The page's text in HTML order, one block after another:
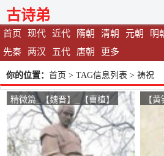
首页 现代 近代 隋朝 清朝 元朝 明
先秦
两汉 五代 唐朝 更多
古诗弟
你的位置： 首页 > TAG信息列表 > 祷祝
精微篇_【魏晋】_【曹植】
【
_【